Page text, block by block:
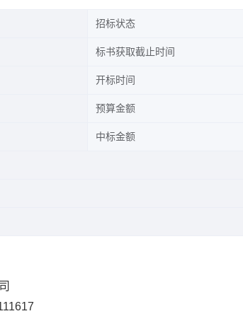
招标状态
标书获取截止时间
开标时间
预算金额
中标金额